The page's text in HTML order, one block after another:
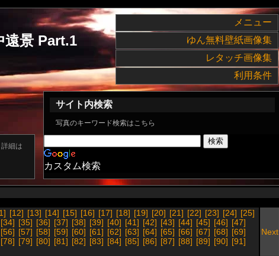
メニュー
ゆん無料壁紙画像集
レタッチ画像集
利用条件
遠景 Part.1
細は
サイト内検索
写真のキーワード検索はこちら
カスタム検索
[12] [13] [14] [15] [16] [17] [18] [19] [20] [21] [22] [23] [24] [25]
[34] [35] [36] [37] [38] [39] [40] [41] [42] [43] [44] [45] [46] [47]
[56] [57] [58] [59] [60] [61] [62] [63] [64] [65] [66] [67] [68] [69]
[78] [79] [80] [81] [82] [83] [84] [85] [86] [87] [88] [89] [90] [91]
Next